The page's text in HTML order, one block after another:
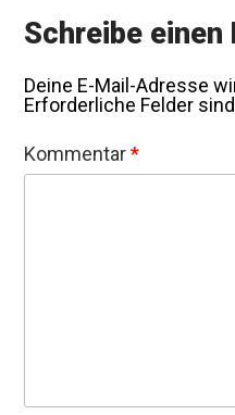
Schreibe
Deine E-Mail-Adresse
Erforderliche Felder
Kommentar*